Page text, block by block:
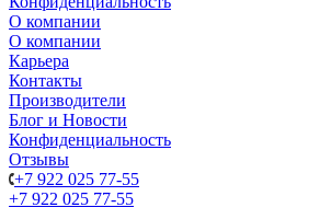
О компании
О компании
Карьера
Контакты
Производители
Блог и Новости
Конфиденциальность
Отзывы
+7 922 025 77-55
+7 922 025 77-55